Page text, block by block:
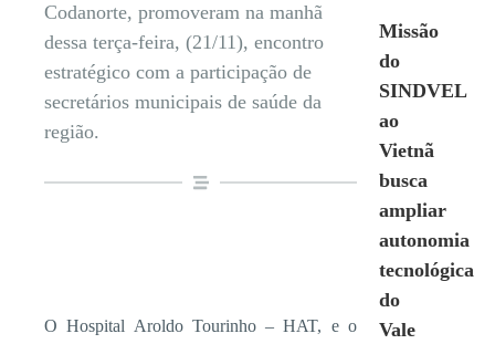
Codanorte, promoveram na manhã
dessa terça-feira, (21/11), encontro
estratégico com a participação de
secretários municipais de saúde da
região.
O Hospital Aroldo Tourinho – HAT, e o
Missão
do
SINDVEL
ao
Vietnã
busca
ampliar
autonomia
tecnológica
do
Vale